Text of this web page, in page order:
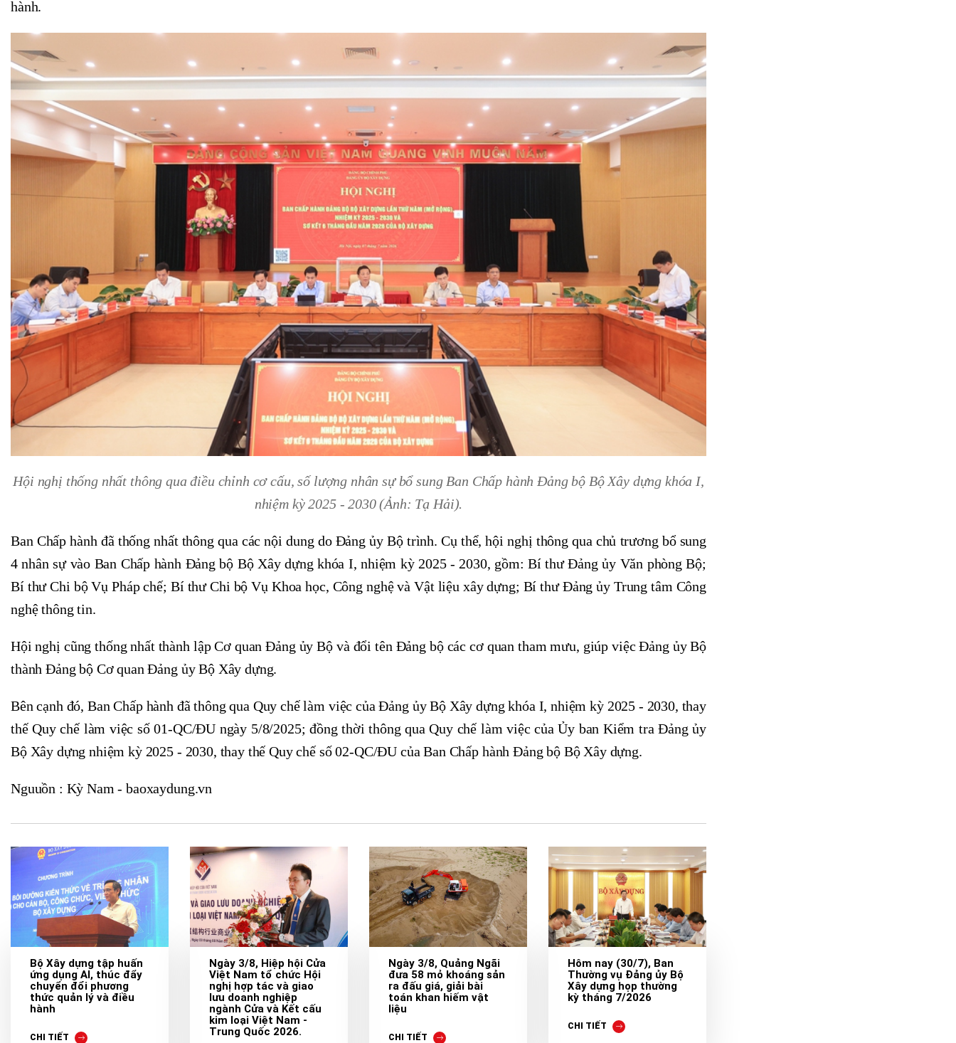
hành.
Hội nghị thống nhất thông qua điều chỉnh cơ cấu, số lượng nhân sự bổ sung Ban Chấp hành Đảng bộ Bộ Xây dựng khóa I,
nhiệm kỳ 2025 - 2030 (Ảnh: Tạ Hải).
Ban Chấp hành đã thống nhất thông qua các nội dung do Đảng ủy Bộ trình. Cụ thể, hội nghị thông qua chủ trương bổ sung
4 nhân sự vào Ban Chấp hành Đảng bộ Bộ Xây dựng khóa I, nhiệm kỳ 2025 - 2030, gồm: Bí thư Đảng ủy Văn phòng Bộ;
Bí thư Chi bộ Vụ Pháp chế; Bí thư Chi bộ Vụ Khoa học, Công nghệ và Vật liệu xây dựng; Bí thư Đảng ủy Trung tâm Công
nghệ thông tin.
Hội nghị cũng thống nhất thành lập Cơ quan Đảng ủy Bộ và đổi tên Đảng bộ các cơ quan tham mưu, giúp việc Đảng ủy Bộ
thành Đảng bộ Cơ quan Đảng ủy Bộ Xây dựng.
Bên cạnh đó, Ban Chấp hành đã thông qua Quy chế làm việc của Đảng ủy Bộ Xây dựng khóa I, nhiệm kỳ 2025 - 2030, thay
thế Quy chế làm việc số 01-QC/ĐU ngày 5/8/2025; đồng thời thông qua Quy chế làm việc của Ủy ban Kiểm tra Đảng ủy
Bộ Xây dựng nhiệm kỳ 2025 - 2030, thay thế Quy chế số 02-QC/ĐU của Ban Chấp hành Đảng bộ Bộ Xây dựng.
Nguuồn : Kỳ Nam - baoxaydung.vn
Bộ Xây dựng tập huấn
ứng dụng AI, thúc đẩy
chuyển đổi phương
thức quản lý và điều
hành
CHI TIẾT
Ngày 3/8, Hiệp hội Cửa
Việt Nam tổ chức Hội
nghị hợp tác và giao
lưu doanh nghiệp
ngành Cửa và Kết cấu
kim loại Việt Nam -
Trung Quốc 2026.
Ngày 3/8, Quảng Ngãi
đưa 58 mỏ khoáng sản
ra đấu giá, giải bài
toán khan hiếm vật
liệu
CHI TIẾT
Hôm nay (30/7), Ban
Thường vụ Đảng ủy Bộ
Xây dựng họp thường
kỳ tháng 7/2026
CHI TIẾT